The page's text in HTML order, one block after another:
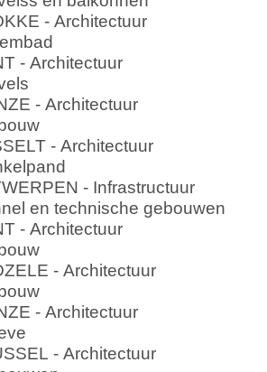
- Architectuur
- Architectuur
- Architectuur
- Architectuur
- Infrastructuur
en technische gebouwen
- Architectuur
- Architectuur
- Architectuur
- Architectuur